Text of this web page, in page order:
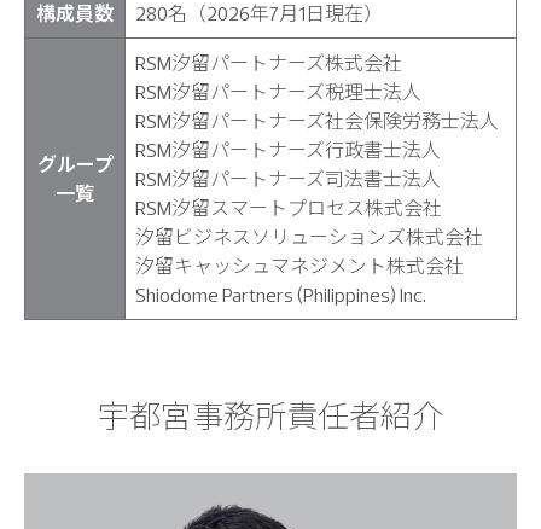
構成員数 280名（2026年7月1日現在）
グループ
一覧
RSM汐留パートナーズ株式会社
RSM汐留パートナーズ税理士法人
RSM汐留パートナーズ社会保険労務士法人
RSM汐留パートナーズ行政書士法人
RSM汐留パートナーズ司法書士法人
RSM汐留スマートプロセス株式会社
汐留ビジネスソリューションズ株式会社
汐留キャッシュマネジメント株式会社
Shiodome Partners (Philippines) Inc.
宇都宮事務所責任者紹介